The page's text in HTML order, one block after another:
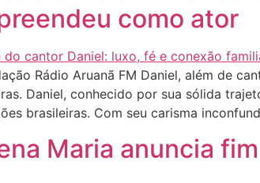
como ator
Rádio Aruanã FM Daniel, além de
Daniel, conhecido por sua sólida
brasileiras. Com seu carisma
Maria anuncia